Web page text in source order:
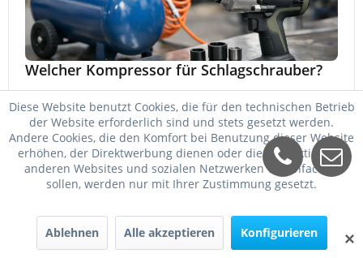
Welcher Kompressor für Schlagschrauber?
Welcher Kompressor für Schlagschrauber passt? So
wählen Sie Kessel, Luftmenge, Druck und Motorleistung
passend für Werkstatt, Reifenwechsel.
23. Mai 2026
✕
Diese Website benutzt Cookies, die für den technischen Betrieb
der Website erforderlich sind und stets gesetzt werden.
Andere Cookies, die den Komfort bei Benutzung dieser Website
erhöhen, der Direktwerbung dienen oder die Interaktion mit
anderen Websites und sozialen Netzwerken vereinfachen
sollen, werden nur mit Ihrer Zustimmung gesetzt.
Ablehnen Alle akzeptieren Konfigurieren